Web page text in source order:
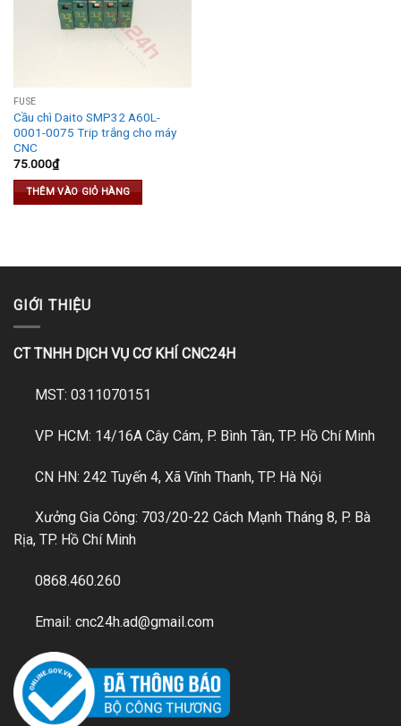
FUSE
Cầu chì Daito SMP32 A60L-
0001-0075 Trip trắng cho máy
CNC
75.000₫
THÊM VÀO GIỎ HÀNG
GIỚI THIỆU
CT TNHH DỊCH VỤ CƠ KHÍ CNC24H
MST: 0311070151
VP HCM: 14/16A Cây Cám, P. Bình Tân, TP. Hồ Chí Minh
CN HN: 242 Tuyến 4, Xã Vĩnh Thanh, TP. Hà Nội
Xưởng Gia Công: 703/20-22 Cách Mạnh Tháng 8, P. Bà
Rịa, TP. Hồ Chí Minh
0868.460.260
Email: cnc24h.ad@gmail.com